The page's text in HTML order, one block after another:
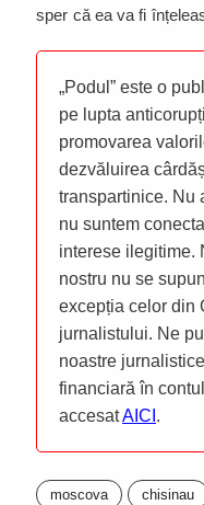
sper că ea va fi
„Podul” este o
pe lupta
promovarea
dezvăluirea
transpartinice. Nu
nu suntem
interese ilegitime.
nostru nu se
excepția celor din
jurnalistului. Ne
noastre
financiară în
accesatAICI .
moscova chisinau